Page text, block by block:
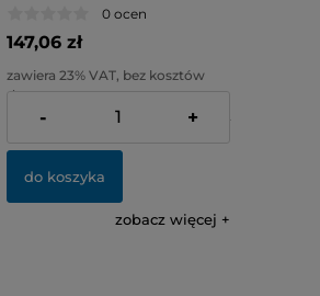
0 ocen
147,06 zł
zawiera 23% VAT, bez kosztów
dostawy
Cena netto:
119,56 zł
- +
do koszyka
zobacz więcej